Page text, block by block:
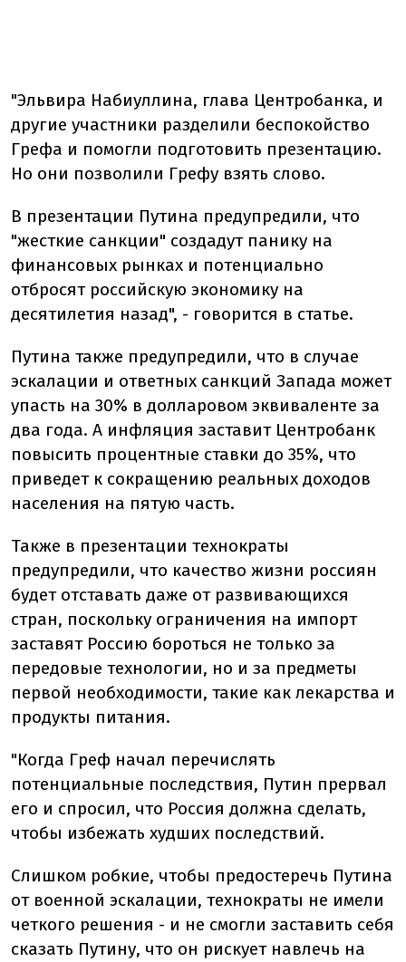
"Эльвира Набиуллина, глава Центробанка, и
другие участники разделили беспокойство
Грефа и помогли подготовить презентацию.
Но они позволили Грефу взять слово.
В презентации Путина предупредили, что
"жесткие санкции" создадут панику на
финансовых рынках и потенциально
отбросят российскую экономику на
десятилетия назад", - говорится в статье.
Путина также предупредили, что в случае
эскалации и ответных санкций Запада может
упасть на 30% в долларовом эквиваленте за
два года. А инфляция заставит Центробанк
повысить процентные ставки до 35%, что
приведет к сокращению реальных доходов
населения на пятую часть.
Также в презентации технократы
предупредили, что качество жизни россиян
будет отставать даже от развивающихся
стран, поскольку ограничения на импорт
заставят Россию бороться не только за
передовые технологии, но и за предметы
первой необходимости, такие как лекарства и
продукты питания.
"Когда Греф начал перечислять
потенциальные последствия, Путин прервал
его и спросил, что Россия должна сделать,
чтобы избежать худших последствий.
Слишком робкие, чтобы предостеречь Путина
от военной эскалации, технократы не имели
четкого решения - и не смогли заставить себя
сказать Путину, что он рискует навлечь на